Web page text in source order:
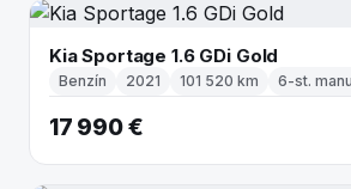
Kia Sportage 1.6 GDi Gold
Benzín 2021 101 520 km 6-st.
17 990 €